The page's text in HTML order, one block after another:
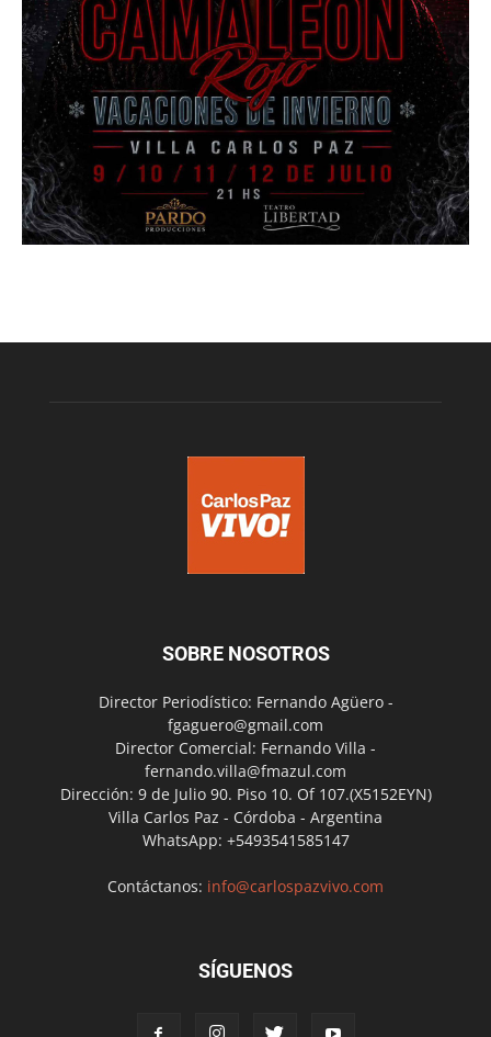
SOBRE NOSOTROS
Director Periodístico: Fernando Agüero -
fgaguero@gmail.com
Director Comercial: Fernando Villa -
fernando.villa@fmazul.com
Dirección: 9 de Julio 90. Piso 10. Of 107.(X5152EYN)
Villa Carlos Paz - Córdoba - Argentina
WhatsApp: +5493541585147
Contáctanos: info@carlospazvivo.com
SÍGUENOS